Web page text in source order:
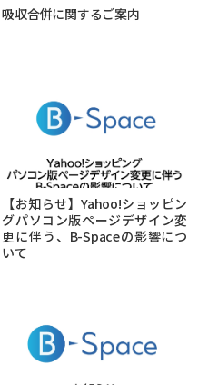
吸収合併に関するご案内
【お知らせ】Yahoo!ショッピン
グパソコン版ページデザイン変
更に伴う、B-Spaceの影響につ
いて